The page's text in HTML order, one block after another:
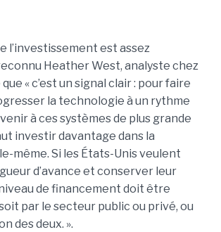
l’investissement est assez
Heather West, analyste chez
que « c’est un signal clair : pour faire
la technologie à un rythme
à ces systèmes de plus grande
investir davantage dans la
même. Si les États-Unis veulent
d’avance et conserver leur
de financement doit être
par le secteur public ou privé, ou
des deux. ».